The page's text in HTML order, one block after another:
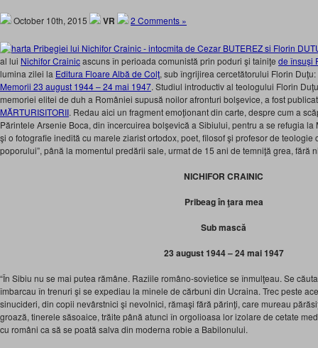
October 10th, 2015 VR 2 Comments »
al lui Nichifor Crainicascuns în perioada comunistă prin poduri şi tainiţe de însuşi
lumina zilei la Editura Floare Albă de Colţ, sub îngrijirea cercetătorului Florin Duţu:
Memorii 23 august 1944 – 24 mai 1947. Studiul introductiv al teologului Florin
memoriei elitei de duh a României supusă noilor afronturi bolşevice, a fost
MĂRTURISITORII. Redau aici un fragment emoţionant din carte, despre cum a
Părintele Arsenie Boca, din încercuirea bolşevică a Sibiului, pentru a se refugia la
şi o fotografie inedită cu marele ziarist ortodox, poet, filosof şi profesor de teologie
poporului”, până la momentul predării sale, urmat de 15 ani de temniţă grea, fără
NICHIFOR CRAINIC
Pribeag în ţara mea
Sub mască
23 august 1944 – 24 mai 1947
“În Sibiu nu se mai putea rămâne. Raziile româno-sovietice se înmulţeau. Se
îmbarcau în trenuri şi se expediau la minele de cărbuni din Ucraina. Trec peste
sinucideri, din copii nevârstnici şi nevolnici, rămaşi fără părinţi, care mureau
groază, tinerele săsoaice, trăite până atunci în orgolioasa lor izolare de cetate
cu români ca să se poată salva din moderna robie a Babilonului.